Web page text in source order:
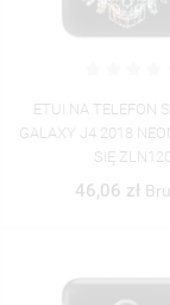
ETUI NA TELEFON
GALAXY J4 2018
SIĘ ZLN120
46,06 zł